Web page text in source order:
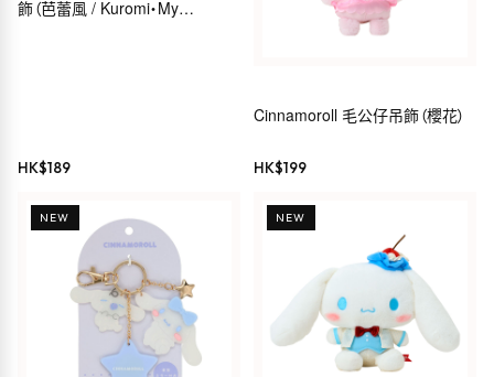
飾（芭蕾風 / Kuromi・My
HK$189
Cinnamoroll 毛公仔吊飾（櫻花）
HK$199
NEW NEW